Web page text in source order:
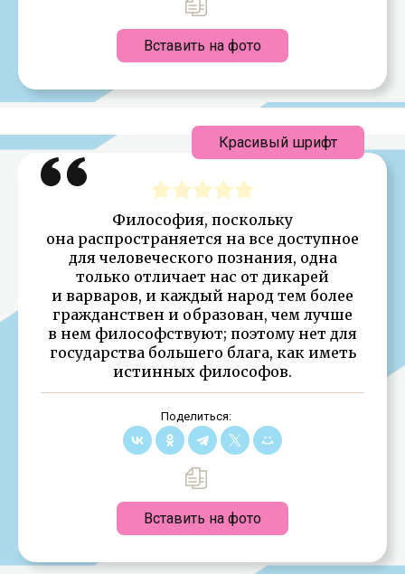
Вставить на фото
Философия, поскольку
она распространяется на все доступное
для человеческого познания, одна
только отличает нас от дикарей
и варваров, и каждый народ тем более
гражданствен и образован, чем лучше
в нем философствуют; поэтому нет для
государства большего блага, как иметь
истинных философов.
Поделиться:
Вставить на фото
Красивый шрифт